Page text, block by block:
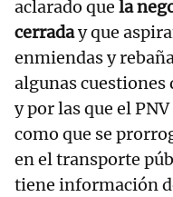
aclarado que la
cerraday que
enmiendas y
algunas
y por las que el
como que se
en el transporte
tiene información